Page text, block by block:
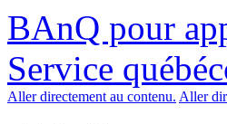
BAnQ pour
Service
Aller directement au contenu. Aller